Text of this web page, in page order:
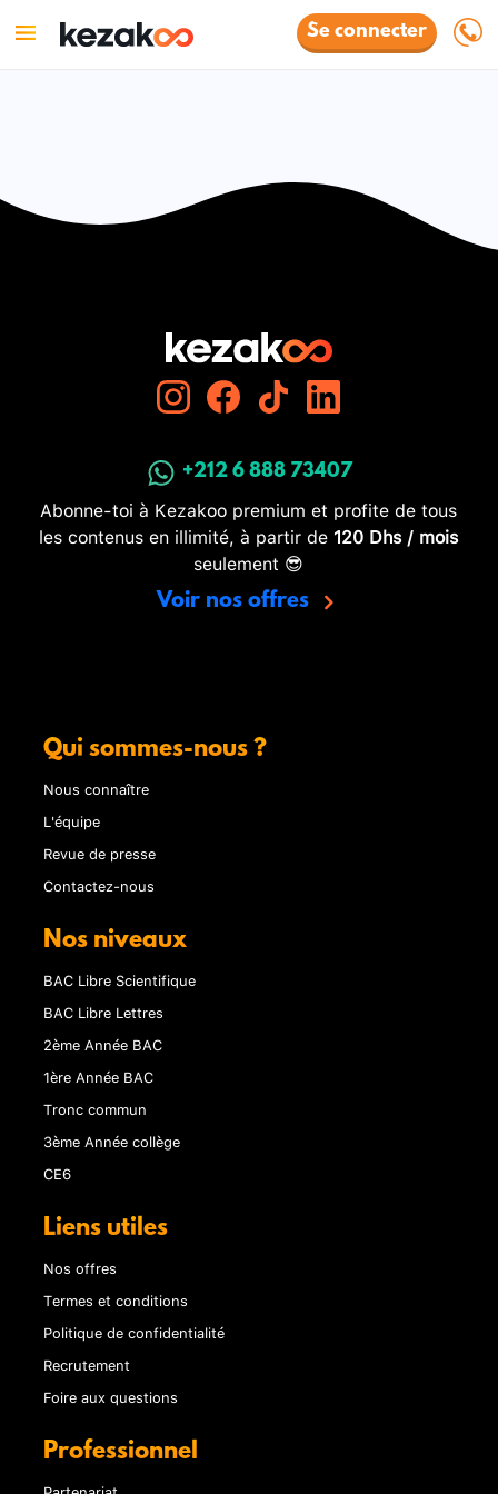
Se connecter
+212 6 888 73407
Abonne-toi à Kezakoo premium et profite de tous
les contenus en illimité, à partir de 120 Dhs / mois
seulement 😎
Voir nos offres
Qui sommes-nous ?
Nous connaître
L'équipe
Revue de presse
Contactez-nous
Nos niveaux
BAC Libre Scientifique
BAC Libre Lettres
2ème Année BAC
1ère Année BAC
Tronc commun
3ème Année collège
CE6
Liens utiles
Nos offres
Termes et conditions
Politique de confidentialité
Recrutement
Foire aux questions
Professionnel